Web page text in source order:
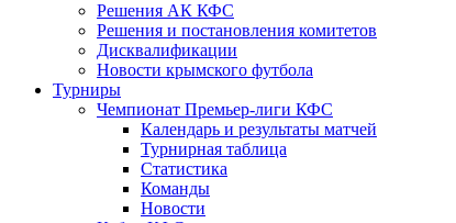
Решения АК КФС
Решения и постановления комитетов
Дисквалификации
Новости крымского футбола
Турниры
Чемпионат Премьер-лиги КФС
Календарь и результаты матчей
Турнирная таблица
Статистика
Команды
Новости